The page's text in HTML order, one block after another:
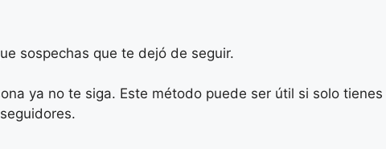
sospechas que te dejó de seguir.
ya no te siga. Este método puede ser útil si solo